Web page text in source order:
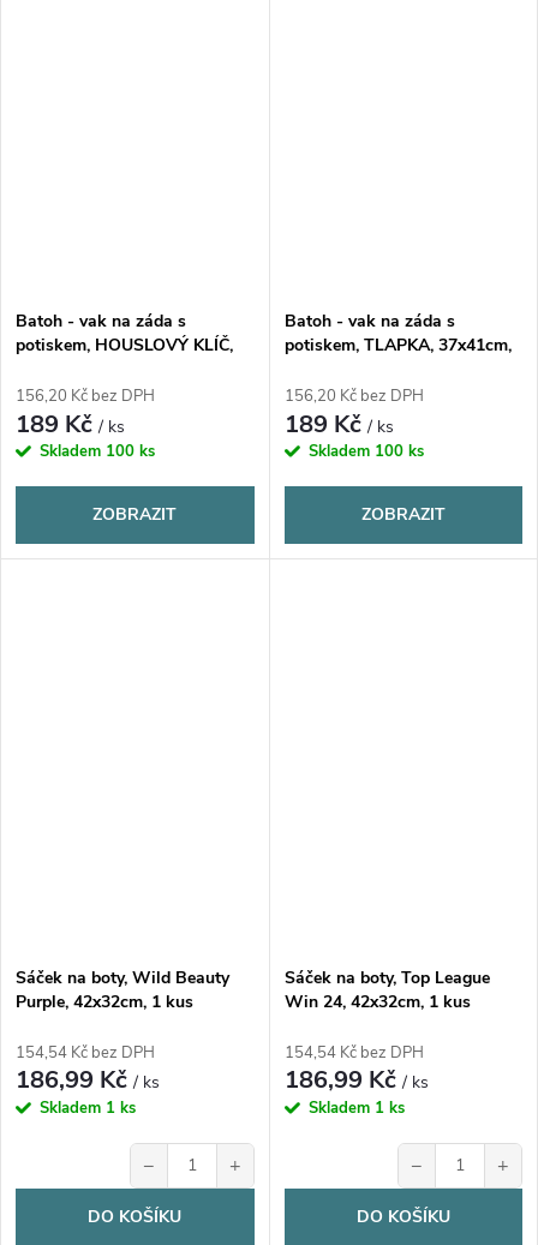
Batoh - vak na záda s
potiskem, HOUSLOVÝ KLÍČ,
156,20 Kč bez DPH
189 Kč/ ks
Skladem 100 ks
ZOBRAZIT
Batoh - vak na záda s
potiskem, TLAPKA, 37x41cm,
156,20 Kč bez DPH
189 Kč/ ks
Skladem 100 ks
ZOBRAZIT
Sáček na boty, Wild Beauty
Purple, 42x32cm, 1 kus
154,54 Kč bez DPH
186,99 Kč/ ks
Skladem 1 ks
− +
DO KOŠÍKU
Sáček na boty, Top League
Win 24, 42x32cm, 1 kus
154,54 Kč bez DPH
186,99 Kč/ ks
Skladem 1 ks
− +
DO KOŠÍKU